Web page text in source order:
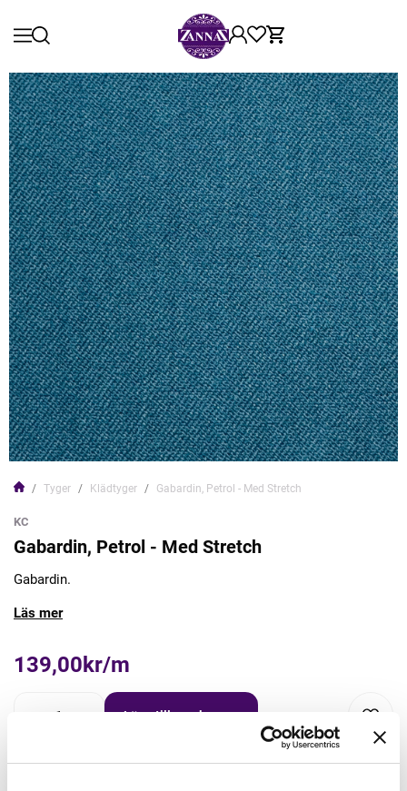
Tyger Klädtyger Gabardin, Petrol - Med Stretch
KC
Gabardin, Petrol - Med Stretch
Gabardin.
Läs mer
139,00kr/m
Lägg till varukorgen